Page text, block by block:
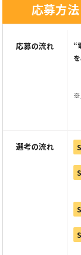
応募方法
応募の流れ
“
※
選考の流れ